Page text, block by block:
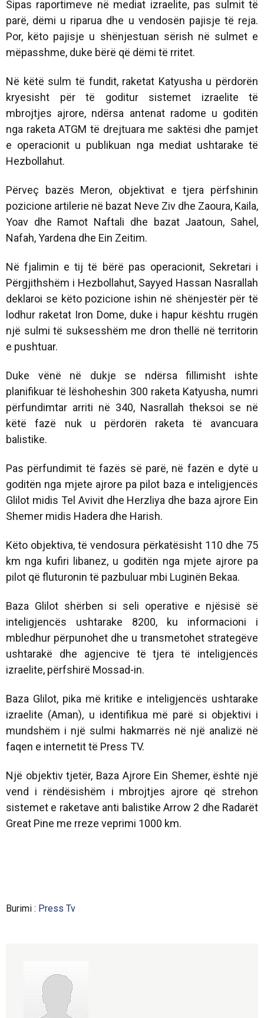
Sipas raportimeve në mediat izraelite, pas sulmit të
parë, dëmi u riparua dhe u vendosën pajisje të reja.
Por, këto pajisje u shënjestuan sërish në sulmet e
mëpasshme, duke bërë që dëmi të rritet.
Në këtë sulm të fundit, raketat Katyusha u përdorën
kryesisht për të goditur sistemet izraelite të
mbrojtjes ajrore, ndërsa antenat radome u goditën
nga raketa ATGM të drejtuara me saktësi dhe pamjet
e operacionit u publikuan nga mediat ushtarake të
Hezbollahut.
Përveç bazës Meron, objektivat e tjera përfshinin
pozicione artilerie në bazat Neve Ziv dhe Zaoura, Kaila,
Yoav dhe Ramot Naftali dhe bazat Jaatoun, Sahel,
Nafah, Yardena dhe Ein Zeitim.
Në fjalimin e tij të bërë pas operacionit, Sekretari i
Përgjithshëm i Hezbollahut, Sayyed Hassan Nasrallah
deklaroi se këto pozicione ishin në shënjestër për të
lodhur raketat Iron Dome, duke i hapur kështu rrugën
një sulmi të suksesshëm me dron thellë në territorin
e pushtuar.
Duke vënë në dukje se ndërsa fillimisht ishte
planifikuar të lëshoheshin 300 raketa Katyusha, numri
përfundimtar arriti në 340, Nasrallah theksoi se në
këtë fazë nuk u përdorën raketa të avancuara
balistike.
Pas përfundimit të fazës së parë, në fazën e dytë u
goditën nga mjete ajrore pa pilot baza e inteligjencës
Glilot midis Tel Avivit dhe Herzliya dhe baza ajrore Ein
Shemer midis Hadera dhe Harish.
Këto objektiva, të vendosura përkatësisht 110 dhe 75
km nga kufiri libanez, u goditën nga mjete ajrore pa
pilot që fluturonin të pazbuluar mbi Luginën Bekaa.
Baza Glilot shërben si seli operative e njësisë së
inteligjencës ushtarake 8200, ku informacioni i
mbledhur përpunohet dhe u transmetohet strategëve
ushtarakë dhe agjencive të tjera të inteligjencës
izraelite, përfshirë Mossad-in.
Baza Glilot, pika më kritike e inteligjencës ushtarake
izraelite (Aman), u identifikua më parë si objektivi i
mundshëm i një sulmi hakmarrës në një analizë në
faqen e internetit të Press TV.
Një objektiv tjetër, Baza Ajrore Ein Shemer, është një
vend i rëndësishëm i mbrojtjes ajrore që strehon
sistemet e raketave anti balistike Arrow 2 dhe Radarët
Great Pine me rreze veprimi 1000 km.
Burimi : Press Tv